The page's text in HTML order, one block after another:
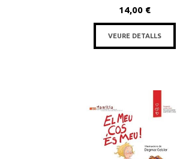
14,00 €
VEURE DETALLS